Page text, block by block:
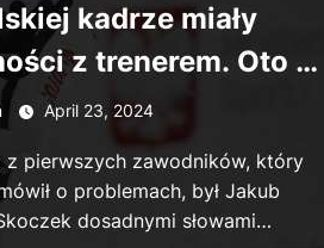
kadrze miały
z trenerem. Oto co
zawodnik.
April 23, 2024
z pierwszych zawodników, który
o problemach, był Jakub
dosadnymi słowami…